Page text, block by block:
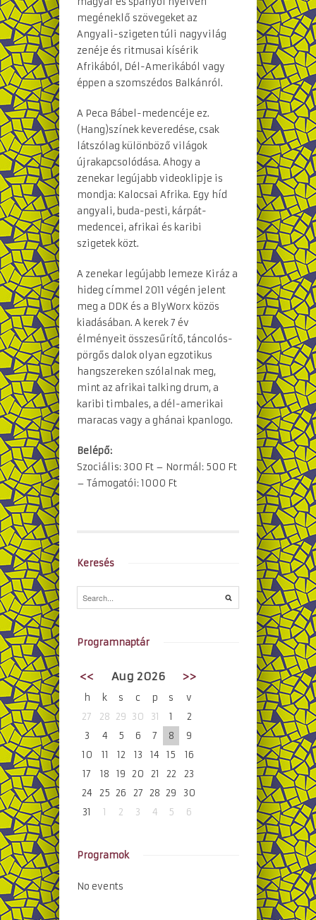
megéneklő szövegeket az
Angyali-szigeten túli nagyvilág
zenéje és ritmusai kísérik
Afrikából, Dél-Amerikából vagy
éppen a szomszédos Balkánról.
A Peca Bábel-medencéje ez.
(Hang)színek keveredése, csak
látszólag különböző világok
újrakapcsolódása. Ahogy a
zenekar legújabb videoklipje is
mondja: Kalocsai Afrika. Egy híd
angyali, buda-pesti, kárpát-
medencei, afrikai és karibi
szigetek közt.
A zenekar legújabb lemeze Kiráz a
hideg címmel 2011 végén jelent
meg a DDK és a BlyWorx közös
kiadásában. A kerek 7 év
élményeit összesűrítő, táncolós-
pörgős dalok olyan egzotikus
hangszereken szólalnak meg,
mint az afrikai talking drum, a
karibi timbales, a dél-amerikai
maracas vagy a ghánai kpanlogo.
Belépő:
Szociális: 300 Ft – Normál: 500 Ft
– Támogatói: 1000 Ft
Keresés
Programnaptár
<< Aug 2026 >>
h k s c p s
v
27
28 29 30 31 1
2
3
4 5 6 7 8
9
10
11 12 13 14 15
16
17
18 19 20 21 22
23
24
25 26 27 28 29
30
31
1 2 3 4 5 6
Programok
No events